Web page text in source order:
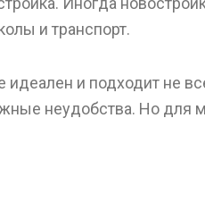
и транспорт.
идеален и подходит не
неудобства. Но для